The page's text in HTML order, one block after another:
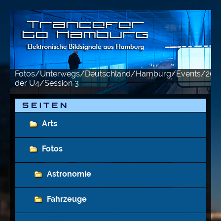
Fotos/Unterwegs/Deutschland/Hamburg/Events/
der U4/Session 3
S E I T E N
Arts
Fotos
Astronomie
Fahrzeuge